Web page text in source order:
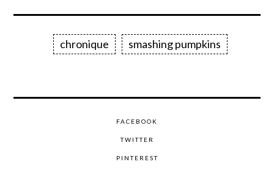
chronique smashing pumpkins
FACEBOOK
TWITTER
PINTEREST